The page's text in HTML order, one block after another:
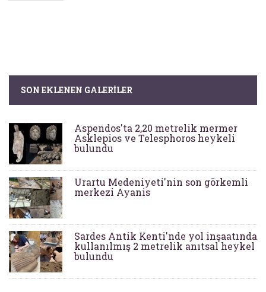
SON EKLENEN GALERILER
Aspendos'ta 2,20 metrelik mermer
Asklepios ve Telesphoros heykeli
bulundu
Urartu Medeniyeti'nin son görkemli
merkezi Ayanis
Sardes Antik Kenti'nde yol inşaatında
kullanılmış 2 metrelik anıtsal heykel
bulundu